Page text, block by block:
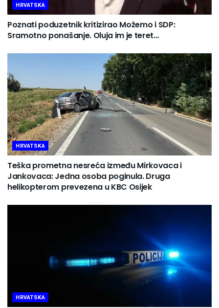
HRVATSKA
Poznati poduzetnik kritizirao Možemo i SDP:
Sramotno ponašanje. Oluja im je teret…
HRVATSKA
Teška prometna nesreća između Mirkovaca i
Jankovaca: Jedna osoba poginula. Druga
helikopterom prevezena u KBC Osijek
HRVATSKA